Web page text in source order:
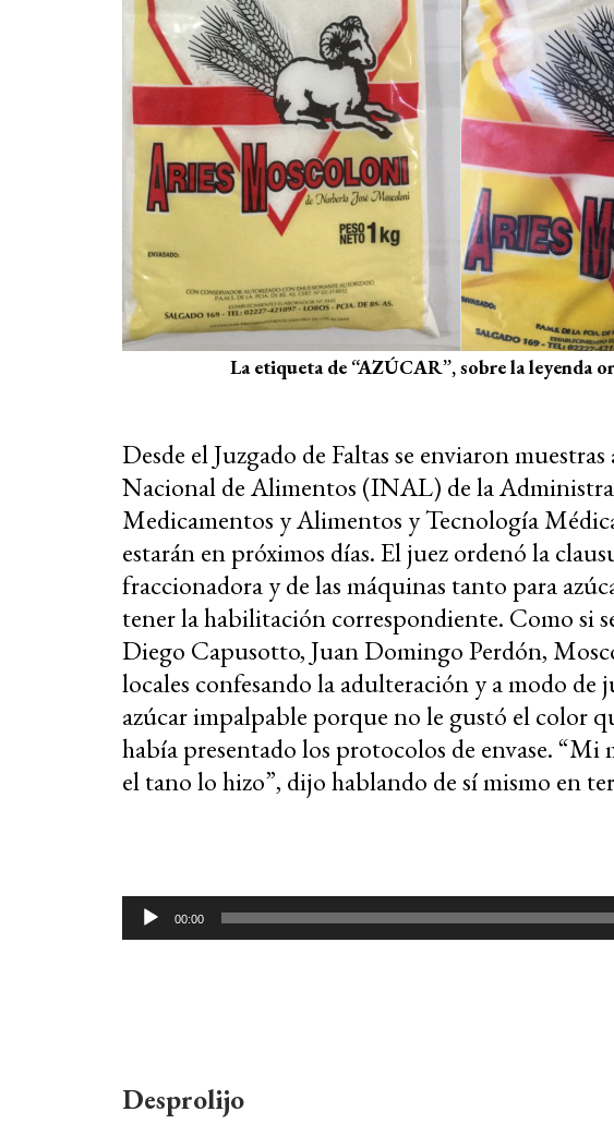
La etiqueta de “AZÚCAR”, sobre la leyenda
Desde el Juzgado de Faltas se enviaron
Nacional de Alimentos (INAL) de la
Medicamentos y Alimentos y Tecnología
estarán en próximos días. El juez ordenó la
fraccionadora y de las máquinas tanto para
tener la habilitación correspondiente. Como si
Diego Capusotto, Juan Domingo Perdón,
locales confesando la adulteración y a modo
azúcar impalpable porque no le gustó el color
había presentado los protocolos de envase. “Mi
el tano lo hizo”, dijo hablando de sí mismo en
Reproductor
de
00:00
Desprolijo